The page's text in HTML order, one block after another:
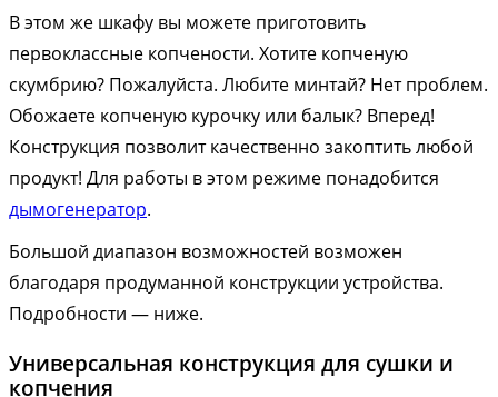
В этом же шкафу вы можете приготовить
первоклассные копчености. Хотите копченую
скумбрию? Пожалуйста. Любите минтай? Нет проблем.
Обожаете копченую курочку или балык? Вперед!
Конструкция позволит качественно закоптить любой
продукт! Для работы в этом режиме понадобится
дымогенератор.
Большой диапазон возможностей возможен
благодаря продуманной конструкции устройства.
Подробности — ниже.
Универсальная конструкция для сушки и
копчения